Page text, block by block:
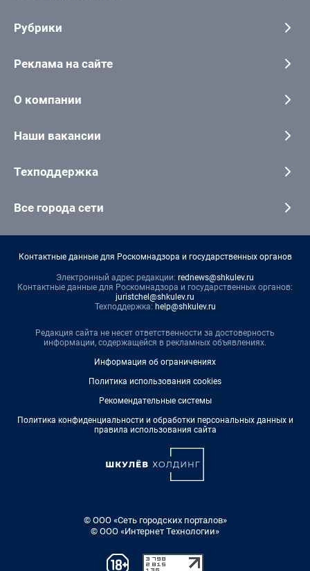
Рубрики
Реклама на сайте
О компании
Наши вакансии
Техподдержка
Все города сети
Контактные данные для Роскомнадзора и государственных органов
Электронный адрес редакции: rednews@shkulev.ru
Контактные данные для Роскомнадзора и государственных органов:
juristchel@shkulev.ru
Техподдержка: help@shkulev.ru
Редакция сайта не несет ответственности за достоверность
информации, содержащейся в рекламных объявлениях.
Информация об ограничениях
Политика использования cookies
Рекомендательные системы
Политика конфиденциальности и обработки персональных данных и
правила использования сайта
© ООО «Сеть городских порталов»
© ООО «Интернет Технологии»